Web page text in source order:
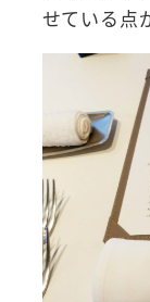
せている点